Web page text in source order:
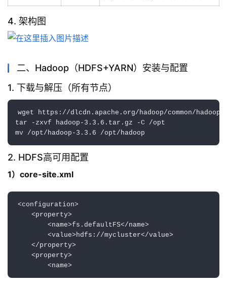
4. 架构图
二、Hadoop（HDFS+YARN）安装与配置‌
1. 下载与解压（所有节点）
wget https://dlcdn.apache.org/hadoop/common/
tar -zxvf hadoop-3.3.6.tar.gz -C /opt
2. HDFS高可用配置
<configuration>
    <property>
        <name>fs.defaultFS</name>
        <value>hdfs://mycluster</value>
    </property>
    <property>